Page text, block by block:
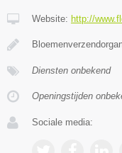
Website: http://
Diensten onbekend
Openingstijden
Sociale media: